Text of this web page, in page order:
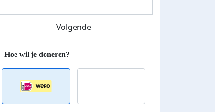
Volgende